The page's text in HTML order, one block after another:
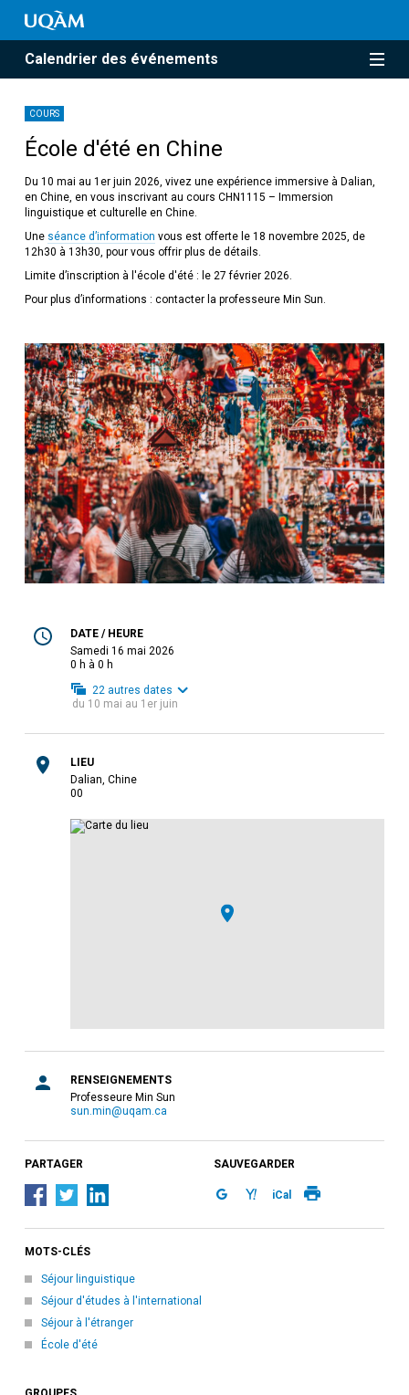
Calendrier des événements
COURS
École d'été en Chine
Du 10 mai au 1er juin 2026, vivez une expérience immersive à Dalian,
en Chine, en vous inscrivant au cours CHN1115 – Immersion
linguistique et culturelle en Chine.
Une séance d’information vous est offerte le 18 novembre 2025, de
12h30 à 13h30, pour vous offrir plus de détails.
Limite d’inscription à l'école d'été : le 27 février 2026.
Pour plus d’informations : contacter la professeure Min Sun.
DATE / HEURE
samedi 16 mai 2026
0 h à 0 h
22 autres dates
du 10 mai au 1er juin
LIEU
Dalian, Chine
00
RENSEIGNEMENTS
Professeure Min Sun
sun.min@uqam.ca
PARTAGER SAUVEGARDER
iCal
MOTS-CLÉS
Séjour linguistique
Séjour d'études à l'international
Séjour à l'étranger
École d'été